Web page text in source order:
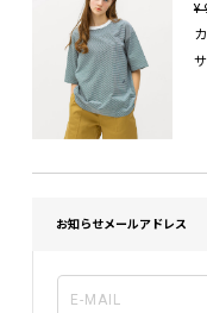
¥
お知らせメールアドレス